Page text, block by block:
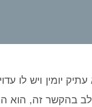
יומין ויש לו
בהקשר זה, הוא